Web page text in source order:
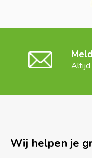
Altijd
Wij helpen je